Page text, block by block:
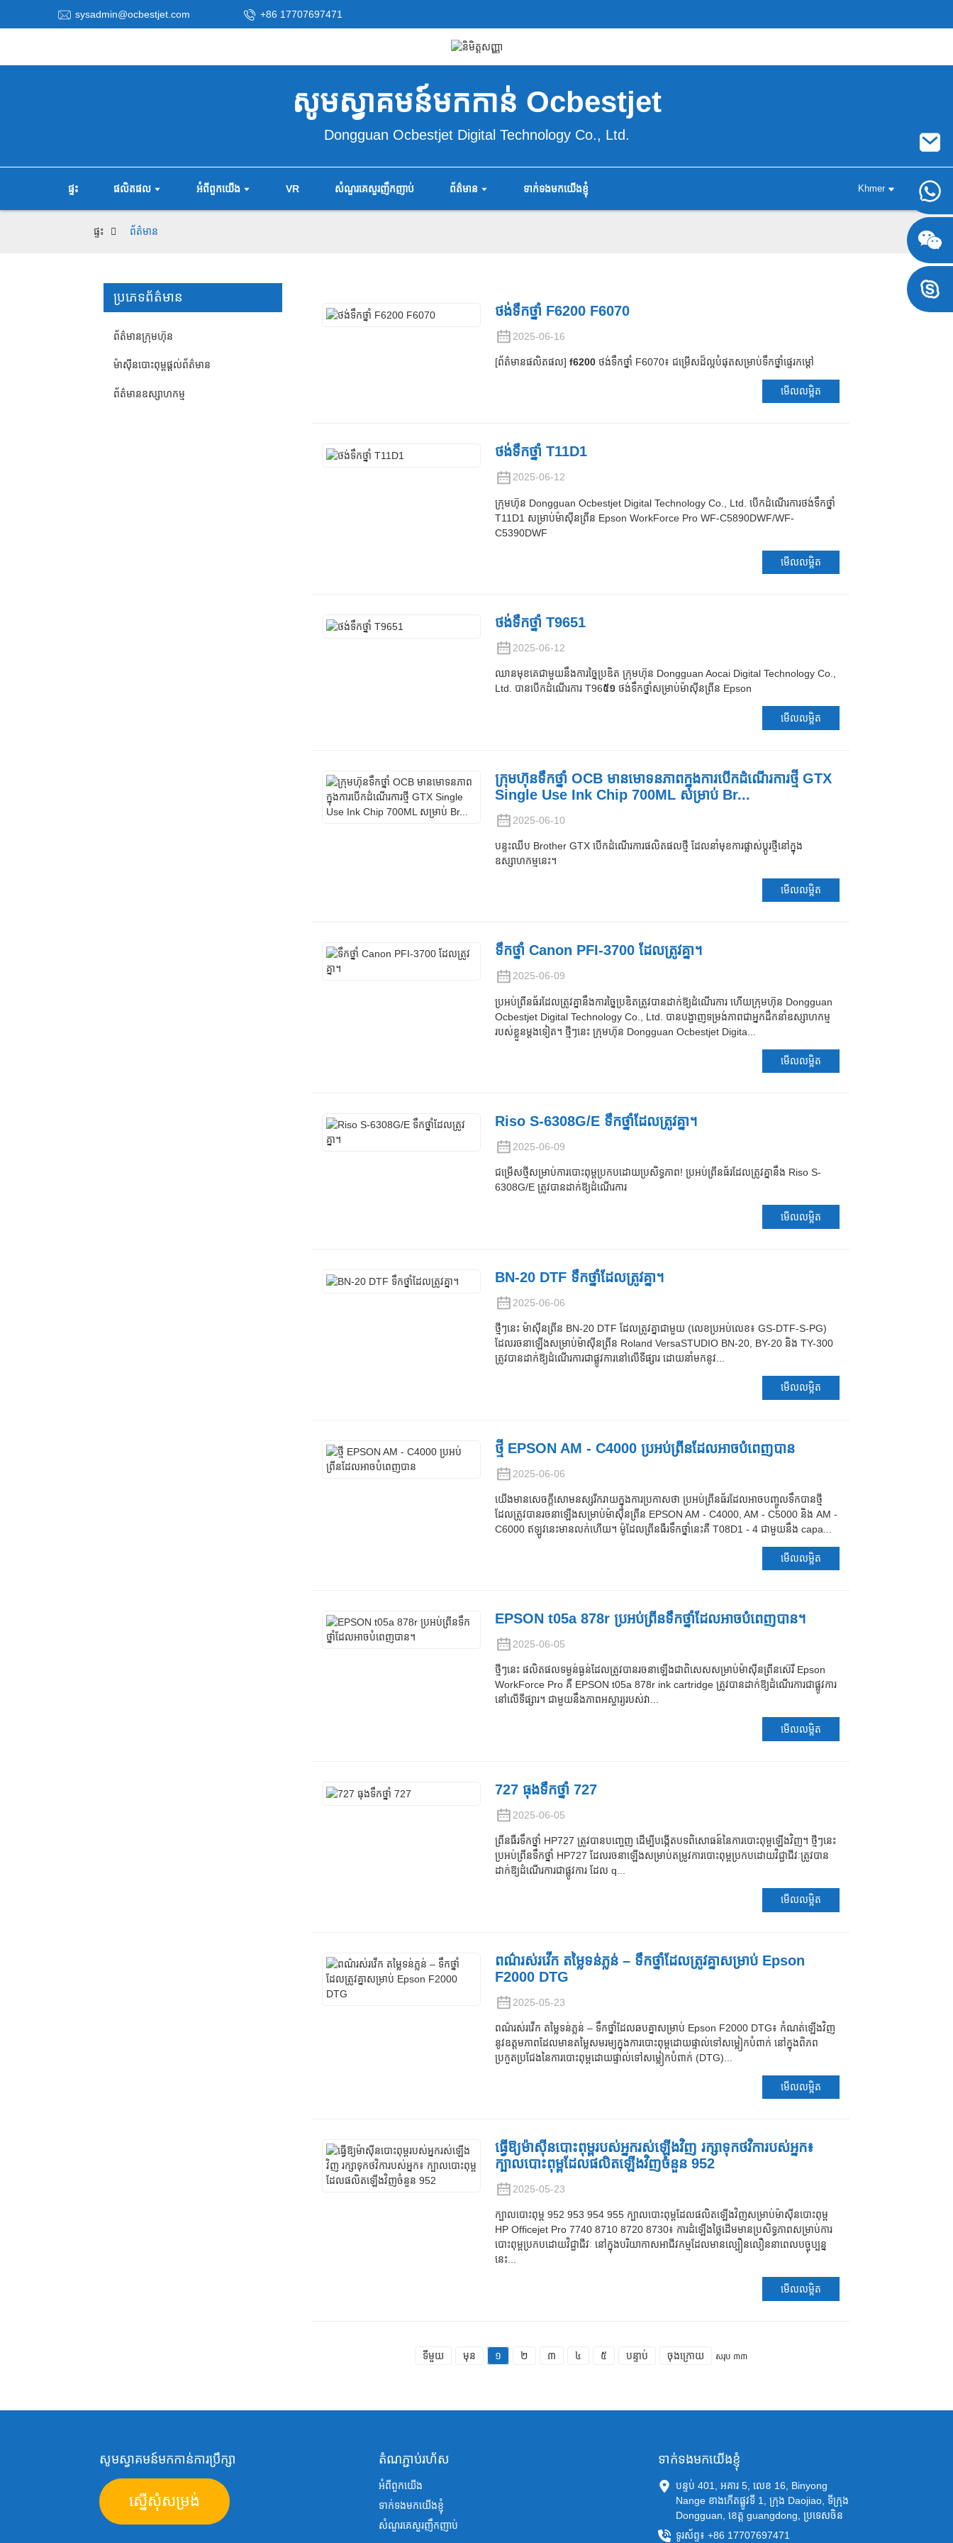
sysadmin@ocbestjet.com +86 17707697471
សូមស្វាគមន៍មកកាន់ Ocbestjet
Dongguan Ocbestjet Digital Technology Co., Ltd.
ផ្ទះ ផលិតផល អំពីពួកយើង VR សំណួរគេសួរញឹកញាប់ ព័ត៌មាន ទាក់ទងមកយើងខ្ញុំ Khmer
+8617707697471
ផ្ទះ ព័ត៌មាន
ប្រភេទព័ត៌មាន
ព័ត៌មានក្រុមហ៊ុន
ម៉ាស៊ីនបោះពុម្ពផ្តល់ព័ត៌មាន
ព័ត៌មានឧស្សាហកម្ម
ថង់ទឹកថ្នាំ F6200 F6070
2025-06-16
[ព័ត៌មានផលិតផល] f6200 ថង់ទឹកថ្នាំ F6070៖ ជម្រើសដ៏ល្អបំផុតសម្រាប់ទឹកថ្នាំផ្ទេរកម្ដៅ
មើលលម្អិត
ថង់ទឹកថ្នាំ T11D1
2025-06-12
ក្រុមហ៊ុន Dongguan Ocbestjet Digital Technology Co., Ltd. បើកដំណើរការថង់ទឹកថ្នាំ
T11D1 សម្រាប់ម៉ាស៊ីនព្រីន Epson WorkForce Pro WF-C5890DWF/WF-
C5390DWF
មើលលម្អិត
ថង់ទឹកថ្នាំ T9651
2025-06-12
ឈានមុខគេជាមួយនឹងការច្នៃប្រឌិត ក្រុមហ៊ុន Dongguan Aocai Digital Technology Co.,
Ltd. បានបើកដំណើរការ T96៥១ ថង់ទឹកថ្នាំសម្រាប់ម៉ាស៊ីនព្រីន Epson
មើលលម្អិត
ក្រុមហ៊ុនទឹកថ្នាំ OCB មានមោទនភាពក្នុងការបើកដំណើរការថ្មី GTX
Single Use Ink Chip 700ML សម្រាប់ Br...
2025-06-10
បន្ទះឈីប Brother GTX បើកដំណើរការផលិតផលថ្មី ដែលនាំមុខការផ្លាស់ប្តូរថ្មីនៅក្នុង
ឧស្សាហកម្មនេះ។
មើលលម្អិត
ទឹកថ្នាំ Canon PFI-3700 ដែលត្រូវគ្នា។
2025-06-09
ប្រអប់ព្រីនធ័រដែលត្រូវគ្នានឹងការច្នៃប្រឌិតត្រូវបានដាក់ឱ្យដំណើរការ ហើយក្រុមហ៊ុន Dongguan
Ocbestjet Digital Technology Co., Ltd. បានបង្ហាញទម្រង់ភាពជាអ្នកដឹកនាំឧស្សាហកម្ម
របស់ខ្លួនម្តងទៀត។ ថ្មីៗនេះ ក្រុមហ៊ុន Dongguan Ocbestjet Digita...
មើលលម្អិត
Riso S-6308G/E ទឹកថ្នាំដែលត្រូវគ្នា។
2025-06-09
ជម្រើសថ្មីសម្រាប់ការបោះពុម្ពប្រកបដោយប្រសិទ្ធភាព! ប្រអប់ព្រីនធ័រដែលត្រូវគ្នានឹង Riso S-
6308G/E ត្រូវបានដាក់ឱ្យដំណើរការ
មើលលម្អិត
BN-20 DTF ទឹកថ្នាំដែលត្រូវគ្នា។
2025-06-06
ថ្មីៗនេះ ម៉ាស៊ីនព្រីន BN-20 DTF ដែលត្រូវគ្នាជាមួយ (លេខប្រអប់លេខ៖ GS-DTF-S-PG)
ដែលរចនាឡើងសម្រាប់ម៉ាស៊ីនព្រីន Roland VersaSTUDIO BN-20, BY-20 និង TY-300
ត្រូវបានដាក់ឱ្យដំណើរការជាផ្លូវការនៅលើទីផ្សារ ដោយនាំមកនូវ...
មើលលម្អិត
ថ្មី EPSON AM - C4000 ប្រអប់ព្រីនដែលអាចបំពេញបាន
2025-06-06
យើងមានសេចក្តីសោមនស្សរីករាយក្នុងការប្រកាសថា ប្រអប់ព្រីនធ័រដែលអាចបញ្ចូលទឹកបានថ្មី
ដែលត្រូវបានរចនាឡើងសម្រាប់ម៉ាស៊ីនព្រីន EPSON AM - C4000, AM - C5000 និង AM -
C6000 ឥឡូវនេះមានលក់ហើយ។ ម៉ូដែលព្រីនធឺរទឹកថ្នាំនេះគឺ T08D1 - 4 ជាមួយនឹង capa...
មើលលម្អិត
EPSON t05a 878r ប្រអប់ព្រីនទឹកថ្នាំដែលអាចបំពេញបាន។
2025-06-05
ថ្មីៗនេះ ផលិតផលទម្ងន់ធ្ងន់ដែលត្រូវបានរចនាឡើងជាពិសេសសម្រាប់ម៉ាស៊ីនព្រីនស៊េរី Epson
WorkForce Pro គឺ EPSON t05a 878r ink cartridge ត្រូវបានដាក់ឱ្យដំណើរការជាផ្លូវការ
នៅលើទីផ្សារ។ ជាមួយនឹងភាពអស្ចារ្យរបស់វា...
មើលលម្អិត
727 ធុងទឹកថ្នាំ 727
2025-06-05
ព្រីនធឺរទឹកថ្នាំ HP727 ត្រូវបានបញ្ចេញ ដើម្បីបង្កើតបទពិសោធន៍នៃការបោះពុម្ពឡើងវិញ។ ថ្មីៗនេះ
ប្រអប់ព្រីនទឹកថ្នាំ HP727 ដែលរចនាឡើងសម្រាប់តម្រូវការបោះពុម្ពប្រកបដោយវិជ្ជាជីវៈត្រូវបាន
ដាក់ឱ្យដំណើរការជាផ្លូវការ ដែល q...
មើលលម្អិត
ពណ៌រស់រវើក តម្លៃទន់ភ្លន់ – ទឹកថ្នាំដែលត្រូវគ្នាសម្រាប់ Epson
F2000 DTG
2025-05-23
ពណ៌រស់រវើក តម្លៃទន់ភ្លន់ – ទឹកថ្នាំដែលឆបគ្នាសម្រាប់ Epson F2000 DTG៖ កំណត់ឡើងវិញ
នូវឧត្តមភាពដែលមានតម្លៃសមរម្យក្នុងការបោះពុម្ពដោយផ្ទាល់ទៅសម្លៀកបំពាក់ នៅក្នុងពិភព
ប្រកួតប្រជែងនៃការបោះពុម្ពដោយផ្ទាល់ទៅសម្លៀកបំពាក់ (DTG)...
មើលលម្អិត
ធ្វើឱ្យម៉ាស៊ីនបោះពុម្ពរបស់អ្នករស់ឡើងវិញ រក្សាទុកថវិការបស់អ្នក៖
ក្បាលបោះពុម្ពដែលផលិតឡើងវិញចំនួន 952
2025-05-23
ក្បាលបោះពុម្ព 952 953 954 955 ក្បាលបោះពុម្ពដែលផលិតឡើងវិញសម្រាប់ម៉ាស៊ីនបោះពុម្ព
HP Officejet Pro 7740 8710 8720 8730៖ ការដំឡើងថ្លៃដើមមានប្រសិទ្ធភាពសម្រាប់ការ
បោះពុម្ពប្រកបដោយវិជ្ជាជីវៈ នៅក្នុងបរិយាកាសអាជីវកម្មដែលមានល្បឿនលឿននាពេលបច្ចុប្បន្ន
នេះ...
មើលលម្អិត
ទីមួយ មុន ១ ២ ៣ ៤ ៥ បន្ទាប់ ចុងក្រោយ សរុប ៣៣
សូមស្វាគមន៍មកកាន់ការប្រឹក្សា
ស្នើសុំសម្រង់
តំណភ្ជាប់រហ័ស
អំពីពួកយើង
ទាក់ទងមកយើងខ្ញុំ
សំណួរគេសួរញឹកញាប់
ទាក់ទងមកយើងខ្ញុំ
បន្ទប់ 401, អគារ 5, លេខ 16, Binyong
Nange ខាងកើតផ្លូវទី 1, ក្រុង Daojiao, ទីក្រុង
Dongguan, ខេត្ត guangdong, ប្រទេសចិន
ទូរស័ព្ទ៖ +86 17707697471